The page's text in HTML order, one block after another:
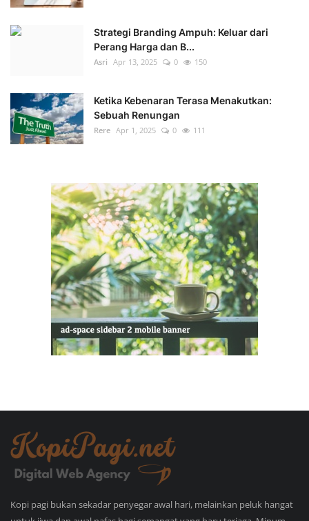
Strategi Branding Ampuh: Keluar dari
Perang Harga dan B...
Asri Apr 13, 2025 0 150
Ketika Kebenaran Terasa Menakutkan:
Sebuah Renungan
Rere Apr 1, 2025 0 111
Kopi pagi bukan sekadar penyegar awal hari, melainkan peluk hangat